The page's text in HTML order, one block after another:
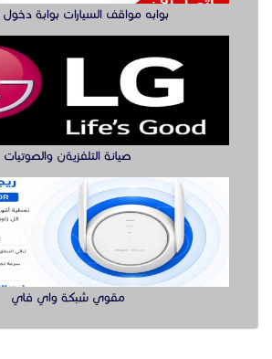
بوابه مواقف السيارات بوابة
صيانة التلفزيةن والصوتيات
مقوي شبكة واي فاي